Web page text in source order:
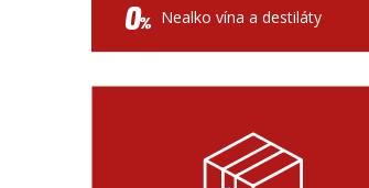
Nealko vína a destiláty